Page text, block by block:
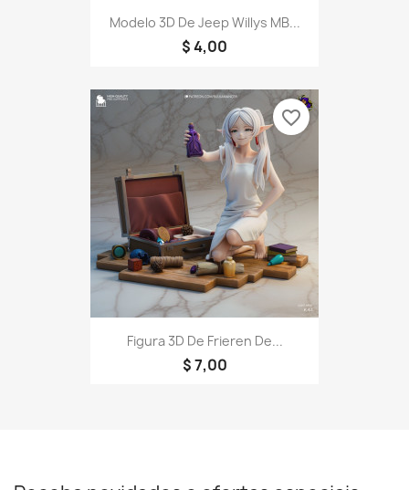
Modelo 3D De Jeep Willys MB...
$ 4,00
Figura 3D De Frieren De...
$ 7,00
favorite_border